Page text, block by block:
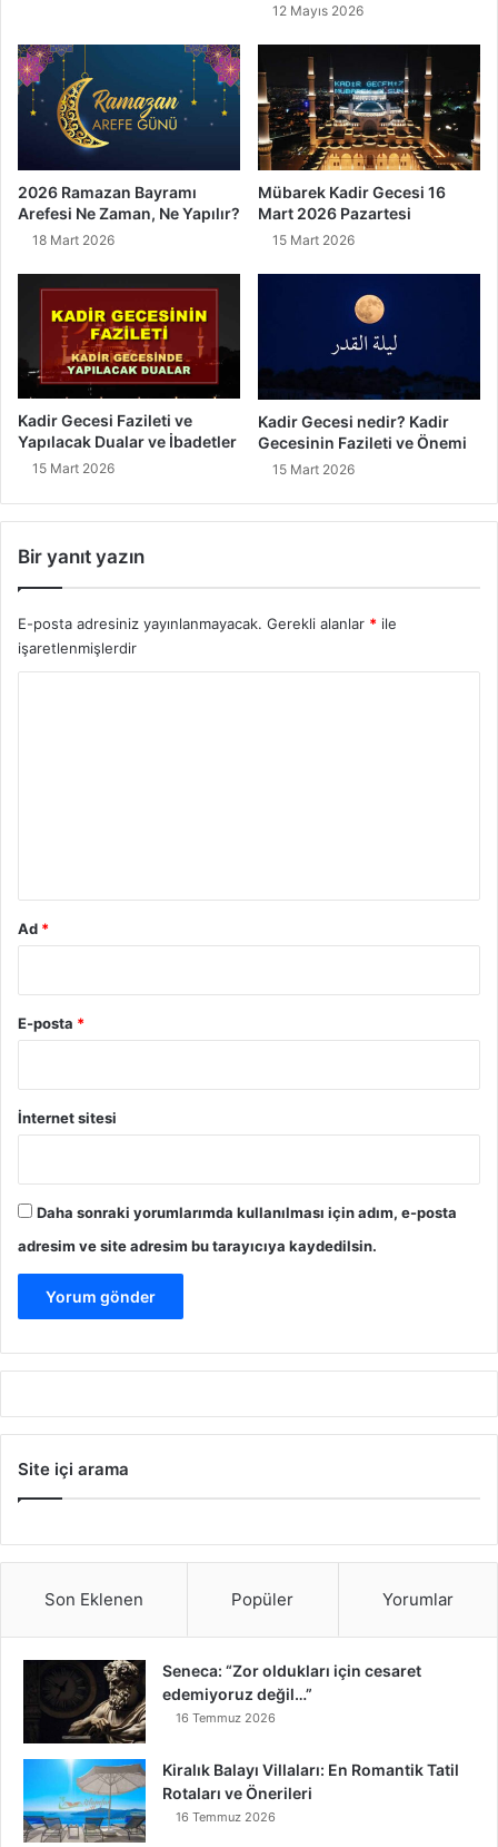
12 Mayıs 2026
2026 Ramazan Bayramı
Arefesi Ne Zaman, Ne Yapılır?
18 Mart 2026
Mübarek Kadir Gecesi 16
Mart 2026 Pazartesi
15 Mart 2026
Kadir Gecesi Fazileti ve
Yapılacak Dualar ve İbadetler
15 Mart 2026
Kadir Gecesi nedir? Kadir
Gecesinin Fazileti ve Önemi
15 Mart 2026
Bir yanıt yazın
E-posta adresiniz yayınlanmayacak. Gerekli alanlar * ile
işaretlenmişlerdir
Ad *
E-posta *
İnternet sitesi
Daha sonraki yorumlarımda kullanılması için adım, e-posta
adresim ve site adresim bu tarayıcıya kaydedilsin.
Site içi arama
Son Eklenen Popüler Yorumlar
Seneca: “Zor oldukları için cesaret
edemiyoruz değil…”
16 Temmuz 2026
Kiralık Balayı Villaları: En Romantik Tatil
Rotaları ve Önerileri
16 Temmuz 2026